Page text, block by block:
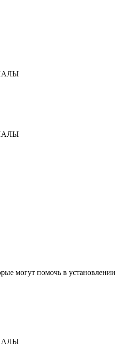
могут помочь в установлении